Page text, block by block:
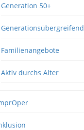
Generation 50+
Generationsübergreifend
Familienangebote
Aktiv durchs Alter